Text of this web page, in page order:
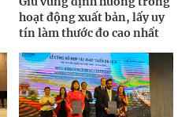
hoạt động xuất bản, lấy uy
tín làm thước đo cao nhất